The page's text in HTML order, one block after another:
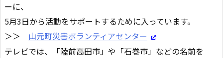
ーに、
5月3日から活動をサポートするために入っています。
＞＞ 山元町災害ボランティアセンター
テレビでは、「陸前高田市」や「石巻市」などの名前を